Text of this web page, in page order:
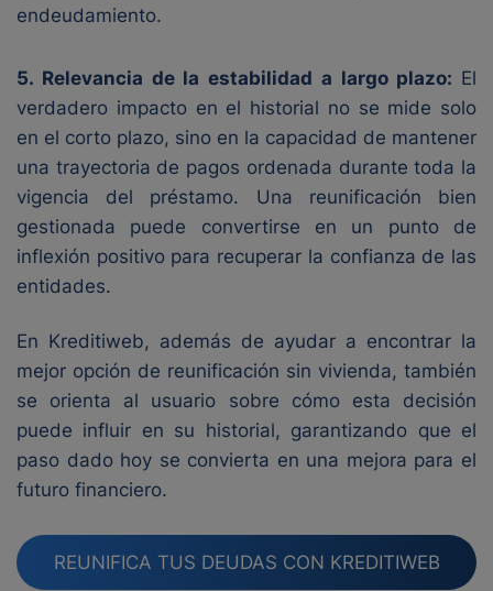
endeudamiento.
5. Relevancia de la estabilidad a largo plazo: El
verdadero impacto en el historial no se mide solo
en el corto plazo, sino en la capacidad de mantener
una trayectoria de pagos ordenada durante toda la
vigencia del préstamo. Una reunificación bien
gestionada puede convertirse en un punto de
inflexión positivo para recuperar la confianza de las
entidades.
En Kreditiweb, además de ayudar a encontrar la
mejor opción de reunificación sin vivienda, también
se orienta al usuario sobre cómo esta decisión
puede influir en su historial, garantizando que el
paso dado hoy se convierta en una mejora para el
futuro financiero.
REUNIFICA TUS DEUDAS CON KREDITIWEB